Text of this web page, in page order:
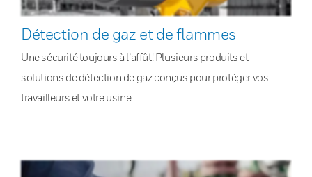
Détection de gaz et de flammes
Une sécurité toujours à l’affût! Plusieurs produits et
solutions de détection de gaz conçus pour protéger vos
travailleurs et votre usine.